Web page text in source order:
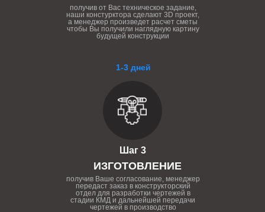
1-3 дней
Шаг 3
ИЗГОТОВЛЕНИЕ
получив Ваше согласование, менеджер
передаст заказ в конструкторский
отдел для разработки чертежей в
стадии КМД и дальнейшей передачи
чертежей в производство
получив от Вас техническое задание,
наши констурктора сделают 3D проект,
а менеджер произведет расчет сметы
чтобы Вы получили наглядную картину
будущей конструкции